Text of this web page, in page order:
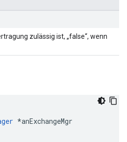
zulässig ist, „false“, wenn
*anExchangeMgr